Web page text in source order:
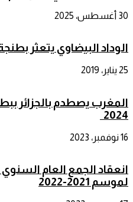
30 أغسطس، 2025
الوداد البيضاوي يتعثر
25 يناير، 2019
المغرب يصطدم بالجزائر
2024
16 نوفمبر، 2023
انعقاد الجمع العام السنوي
لموسم 2021-2022